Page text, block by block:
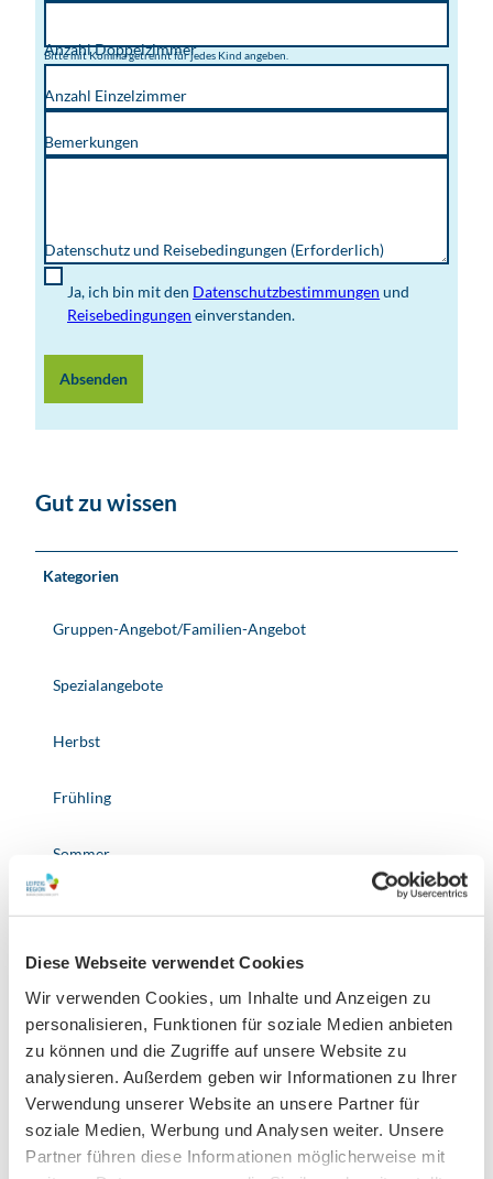
Diese Webseite verwendet Cookies
Wir verwenden Cookies, um Inhalte und Anzeigen zu
personalisieren, Funktionen für soziale Medien anbieten
zu können und die Zugriffe auf unsere Website zu
analysieren. Außerdem geben wir Informationen zu Ihrer
Verwendung unserer Website an unsere Partner für
soziale Medien, Werbung und Analysen weiter. Unsere
Partner führen diese Informationen möglicherweise mit
Bitte mit Komma getrennt für jedes Kind angeben.
Anzahl Doppelzimmer
Anzahl Einzelzimmer
Bemerkungen
Datenschutz und Reisebedingungen (Erforderlich)
Ja, ich bin mit den Datenschutzbestimmungen und
Reisebedingungen einverstanden.
Absenden
Gut zu wissen
Kategorien
Gruppen-Angebot/Familien-Angebot
Spezialangebote
Herbst
Frühling
Sommer
Halbpension
Preisinformationen
ab 139 € pro Schulkind
ab 50 € Einzelzimmer-Zuschlag pro erwachsene Begleitperson
Die Pauschale ist ab 10 Personen und ganzjährig buchbar. Alle
Leistungen werden in deutscher Sprache erbracht.
Die Pauschale ist im Allgemeinen für Personen mit